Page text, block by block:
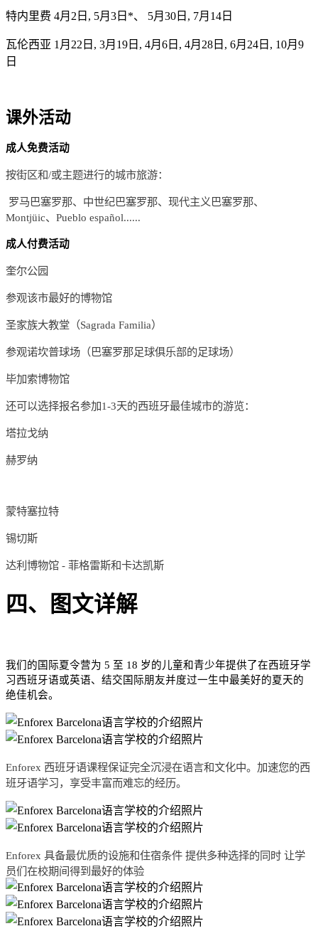
特内里费 4月2日, 5月3日*、 5月30日, 7月14日
瓦伦西亚 1月22日, 3月19日, 4月6日, 4月28日, 6月24日, 10月9
日
课外活动
成人免费活动
按街区和/或主题进行的城市旅游：
罗马巴塞罗那、中世纪巴塞罗那、现代主义巴塞罗那、
Montjüic、Pueblo español......
成人付费活动
奎尔公园
参观该市最好的博物馆
圣家族大教堂（Sagrada Familia）
参观诺坎普球场（巴塞罗那足球俱乐部的足球场）
毕加索博物馆
还可以选择报名参加1-3天的西班牙最佳城市的游览：
塔拉戈纳
赫罗纳
蒙特塞拉特
锡切斯
达利博物馆 - 菲格雷斯和卡达凯斯
四、图文详解
我们的国际夏令营为 5 至 18 岁的儿童和青少年提供了在西班牙学
习西班牙语或英语、结交国际朋友并度过一生中最美好的夏天的
绝佳机会。
Enforex 西班牙语课程保证完全沉浸在语言和文化中。加速您的西
班牙语学习，享受丰富而难忘的经历。
Enforex 具备最优质的设施和住宿条件 提供多种选择的同时 让学
员们在校期间得到最好的体验